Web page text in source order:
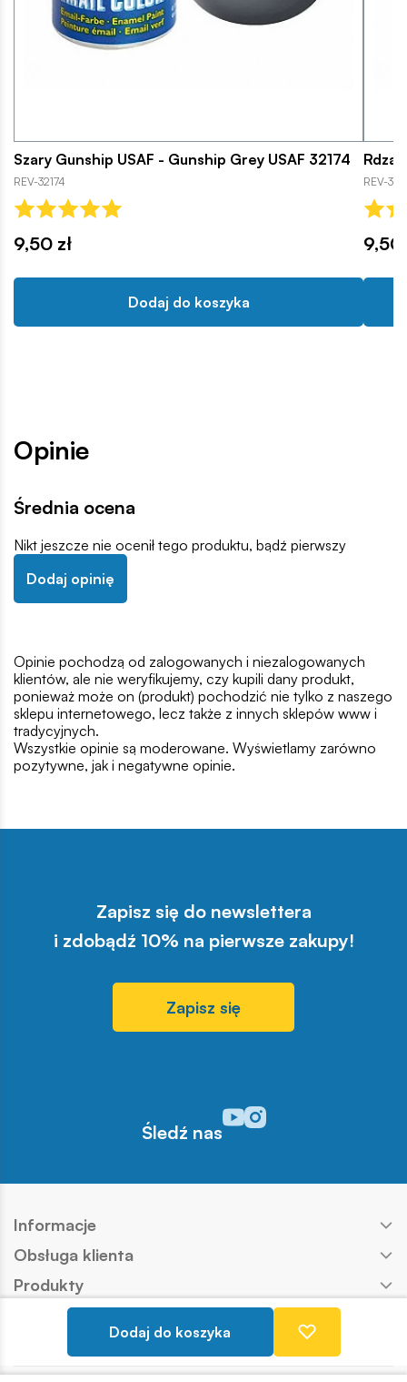
Dodaj do koszyka
Szary Gunship USAF - Gunship Grey USAF 32174
REV-32174
9,50 zł
Dodaj do koszyka
REV-
9,50
Opinie
Średnia ocena
Nikt jeszcze nie ocenił tego produktu, bądź pierwszy
Dodaj opinię
Opinie pochodzą od zalogowanych i niezalogowanych
klientów, ale nie weryfikujemy, czy kupili dany produkt,
ponieważ może on (produkt) pochodzić nie tylko z naszego
sklepu internetowego, lecz także z innych sklepów www i
tradycyjnych.
Wszystkie opinie są moderowane. Wyświetlamy zarówno
pozytywne, jak i negatywne opinie.
Zapisz się do newslettera
i zdobądź 10% na pierwsze zakupy!
Zapisz się
Śledź nas
Odwiedź nasz profil w
Odwiedź nasz profil w
Informacje
Obsługa klienta
Produkty
Kontakt